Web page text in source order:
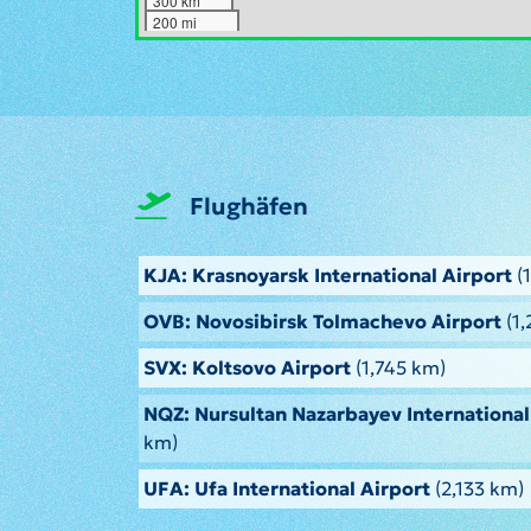
200 mi
Flughäfen
KJA: Krasnoyarsk International Airport
OVB: Novosibirsk Tolmachevo Airport
SVX: Koltsovo Airport (1,745 km)
NQZ: Nursultan Nazarbayev
km)
UFA: Ufa International Airport (2,133 km)